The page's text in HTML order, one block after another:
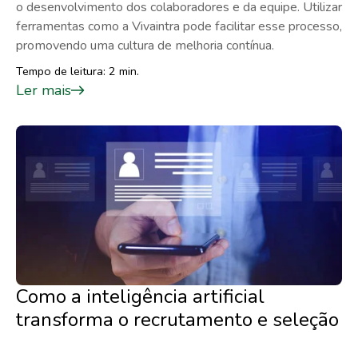
o desenvolvimento dos colaboradores e da equipe. Utilizar
ferramentas como a Vivaintra pode facilitar esse processo,
promovendo uma cultura de melhoria contínua.
Tempo de leitura: 2 min.
Ler mais
Como a inteligência artificial
transforma o recrutamento e seleção